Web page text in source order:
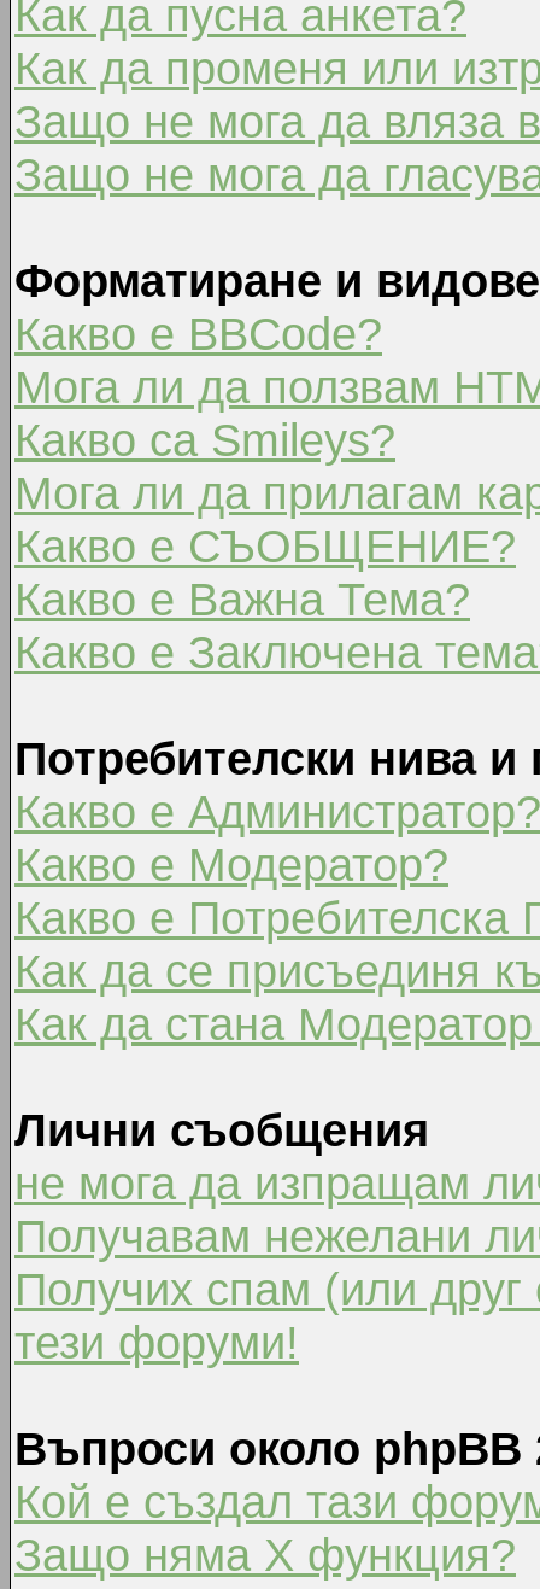
Как да пусна анкета?
Как да променя или
Защо не мога да вляза
Защо не мога да
Форматиране и
Какво е BBCode?
Мога ли да ползвам
Какво са Smileys?
Мога ли да прилагам
Какво е СЪОБЩЕНИЕ?
Какво е Важна Тема?
Какво е Заключена
Потребителски нива и
Какво е Администратор?
Какво е Модератор?
Какво е Потребителска
Как да се присъединя
Как да стана
Лични съобщения
не мога да изпращам
Получавам нежелани
Получих спам (или
тези форуми!
Въпроси около phpBB
Кой е създал тази
Защо няма X функция?